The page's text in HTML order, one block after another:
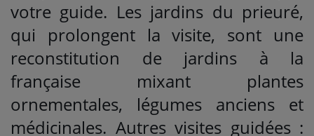
votre guide. Les jardins du prieuré,
qui prolongent la visite, sont une
reconstitution de jardins à la
française mixant plantes
ornementales, légumes anciens et
médicinales. Autres visites guidées :